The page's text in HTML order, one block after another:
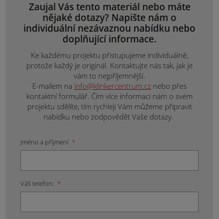
Zaujal Vás tento materiál nebo máte
nějaké dotazy? Napište nám o
individuální nezávaznou nabídku nebo
doplňující informace.
Ke každému projektu přistupujeme individuálně,
protože každý je originál. Kontaktujte nás tak, jak je
vám to nejpříjemnější.
E-mailem na info@klinkercentrum.cz nebo přes
kontaktní formulář. Čím více informací nám o svém
projektu sdělíte, tím rychleji Vám můžeme připravit
nabídku nebo zodpovědět Vaše dotazy.
Jméno a příjmení *
Váš telefon: *